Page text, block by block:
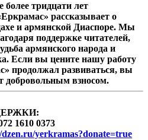
тридцати лет
рассказывает о
и армянской Диаспоре. Мы
поддержке читателей,
армянского народа и
Если вы цените нашу работу
продолжал развиваться, вы
добровольным взносом.
1610 0373
yerkramas?donate=true